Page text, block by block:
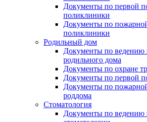
Документы по первой
поликлиники
Документы по
поликлиники
Родильный дом
Документы по ведению
родильного дома
Документы по охране
Документы по первой
Документы по
роддома
Стоматология
Документы по ведению